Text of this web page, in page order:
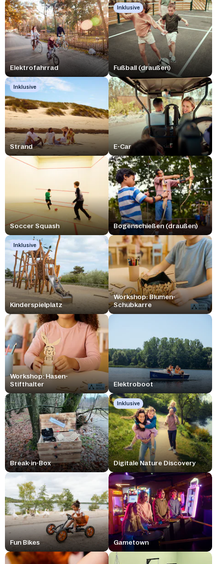
Elektrofahrrad
Inklusive
Fußball (draußen)
Inklusive
Strand E-Car
Soccer Squash Bogenschießen (draußen)
Inklusive
Kinderspielplatz
Workshop: Blumen-
Schubkarre
Workshop: Hasen-
Stifthalter
Elektroboot
Break-in-Box
Inklusive
Digitale Nature Discovery
Fun Bikes Gametown